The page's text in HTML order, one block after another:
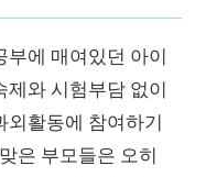
부에 매여있던 아이
제와 시험부담 없이
외활동에 참여하기
은 부모들은 오히